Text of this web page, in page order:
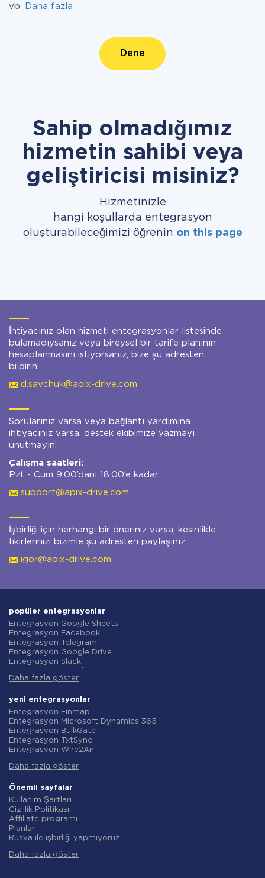
vb.
Daha fazla
Dene
Sahip olmadığımız
hizmetin sahibi veya
geliştiricisi misiniz?
Hizmetinizle
hangi koşullarda entegrasyon
oluşturabileceğimizi öğrenin on this page
İhtiyacınız olan hizmeti entegrasyonlar listesinde
bulamadıysanız veya bireysel bir tarife planının
hesaplanmasını istiyorsanız, bize şu adresten
bildirin:
d.savchuk@apix-drive.com
Sorularınız varsa veya bağlantı yardımına
ihtiyacınız varsa, destek ekibimize yazmayı
unutmayın:
Çalışma saatleri:
Pzt - Cum 9:00’danl 18:00’e kadar
support@apix-drive.com
İşbirliği için herhangi bir öneriniz varsa, kesinlikle
fikirlerinizi bizimle şu adresten paylaşınız:
igor@apix-drive.com
popüler entegrasyonlar
Entegrasyon Google Sheets
Entegrasyon Facebook
Entegrasyon Telegram
Entegrasyon Google Drive
Entegrasyon Slack
Entegrasyon Gmail
Entegrasyon ClickUp
Entegrasyon Airtable
Entegrasyon Google Contacts
Entegrasyon OpenAI (ChatGPT)
Entegrasyon Instagram
Entegrasyon ActiveCampaign
Entegrasyon Typeform
Entegrasyon Salesforce CRM
Entegrasyon Notion
Entegrasyon AWeber
Entegrasyon Asana
Entegrasyon ZOHO CRM
Entegrasyon Webhooks
Entegrasyon GetResponse
Entegrasyon WooCommerce
Daha fazla göster
yeni entegrasyonlar
Entegrasyon Finmap
Entegrasyon Microsoft Dynamics 365
Entegrasyon BulkGate
Entegrasyon TxtSync
Entegrasyon Wire2Air
Entegrasyon Infobip
Entegrasyon AtomPark
Entegrasyon TXTImpact
Entegrasyon Campaign Monitor
Entegrasyon CM.com
Entegrasyon D7 Networks
Entegrasyon SMS.to
Entegrasyon SMSGlobal
Entegrasyon Textlocal
Daha fazla göster
Önemli sayfalar
Kullanım Şartları
Gizlilik Politikası
Affiliate programı
Planlar
Rusya ile işbirliği yapmıyoruz
iade politikasi
Daha fazla göster